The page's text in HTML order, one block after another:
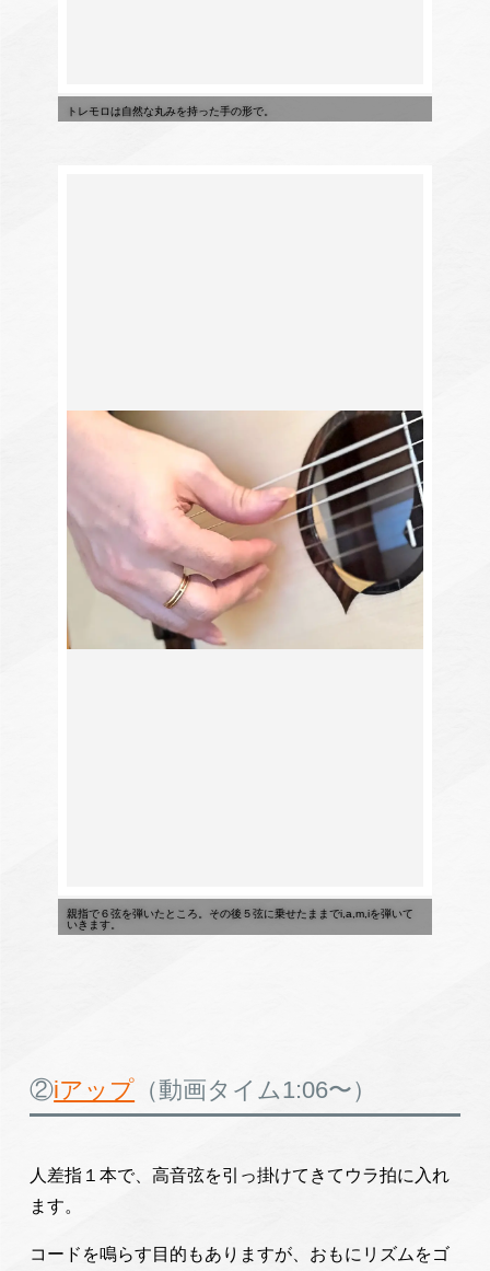
トレモロは自然な丸みを持った手の形で。
親指で６弦を弾いたところ。その後５弦に乗せたままでi,a,m,iを弾いて
いきます。
②iアップ （動画タイム1:06〜）
人差指１本で、高音弦を引っ掛けてきてウラ拍に入れ
ます。
コードを鳴らす目的もありますが、おもにリズムをゴ